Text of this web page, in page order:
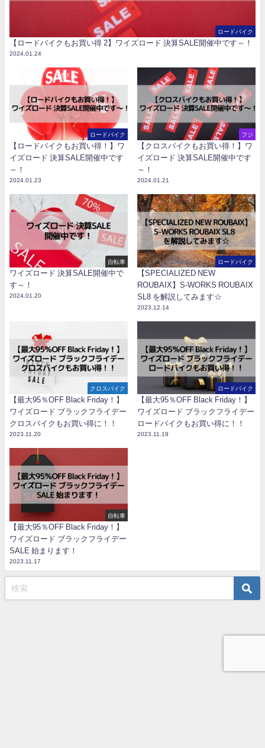
ロードバイク
【ロードバイクもお買い得 2】ワイズロード 決算SALE開催中です～！
2024.01.24
ロードバイク
【ロードバイクもお買い得！】ワ
イズロード 決算SALE開催中です
～！
2024.01.23
フジ
【クロスバイクもお買い得！】ワ
イズロード 決算SALE開催中です
～！
2024.01.21
自転車
ワイズロード 決算SALE開催中で
す～！
2024.01.20
ロードバイク
【SPECIALIZED NEW
ROUBAIX】S-WORKS ROUBAIX
SL8 を解説してみます☆
2023.12.14
クロスバイク
【最大95％OFF Black Friday！】
ワイズロード ブラックフライデー
クロスバイクもお買い得に！！
2023.11.20
ロードバイク
【最大95％OFF Black Friday！】
ワイズロード ブラックフライデー
ロードバイクもお買い得に！！
2023.11.19
自転車
【最大95％OFF Black Friday！】
ワイズロード ブラックフライデー
SALE 始まります！
2023.11.17